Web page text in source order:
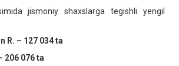
jismoniy shaxslarga tegishli yengil
R. – 127 034 ta
206 076 ta